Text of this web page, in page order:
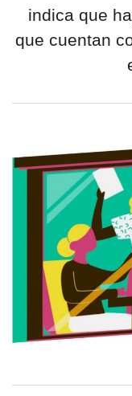
consumo
surti impreso
indica que
que cuentan